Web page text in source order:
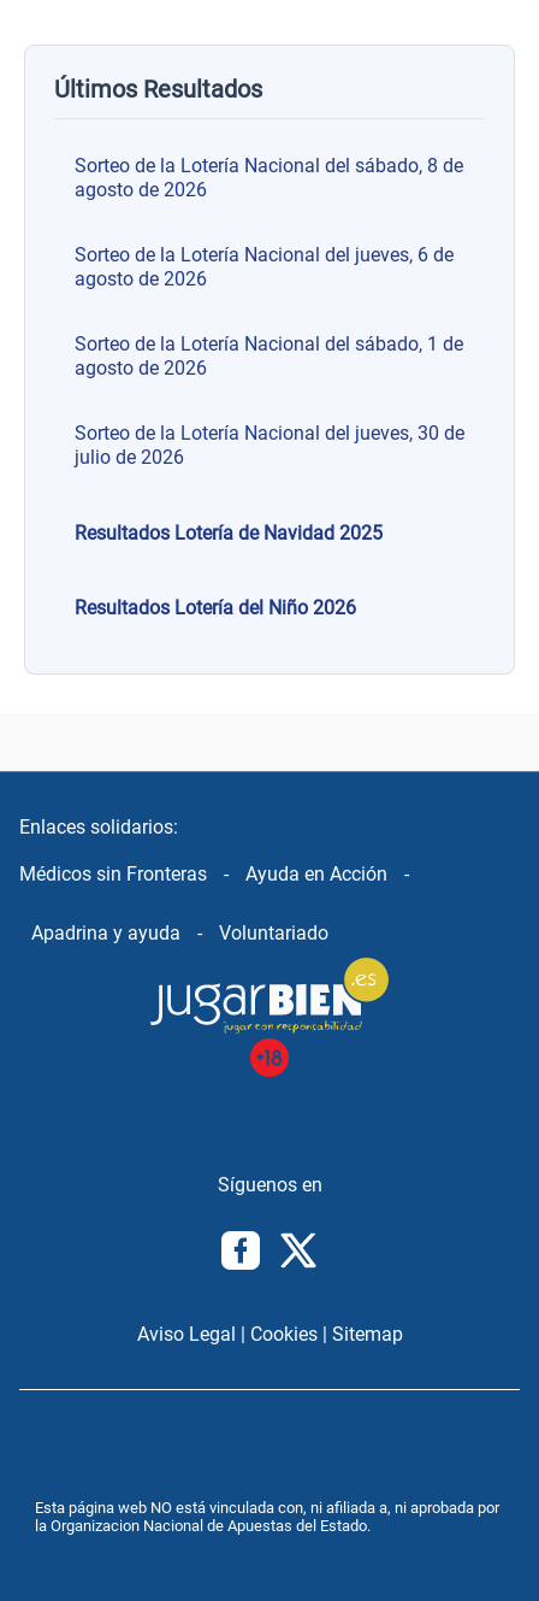
Últimos Resultados
Sorteo de la Lotería Nacional del sábado, 8 de
agosto de 2026
Sorteo de la Lotería Nacional del jueves, 6 de
agosto de 2026
Sorteo de la Lotería Nacional del sábado, 1 de
agosto de 2026
Sorteo de la Lotería Nacional del jueves, 30 de
julio de 2026
Resultados Lotería de Navidad 2025
Resultados Lotería del Niño 2026
Enlaces solidarios:
Médicos sin Fronteras - Ayuda en Acción -
Apadrina y ayuda - Voluntariado
Aviso Legal Cookies| Sitemap
Esta página web NO está vinculada con, ni afiliada a, ni aprobada por
la Organizacion Nacional de Apuestas del Estado.